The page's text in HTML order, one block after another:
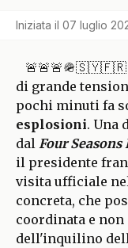
Iniziata il 07 luglio
🚨🚨🚨🪖🇸🇾🇫🇷
di grande
pochi minuti fa
esplosioni. Una
dal Four Seasons
il presidente
visita ufficiale
concreta, che
coordinata e
dell'inquilino